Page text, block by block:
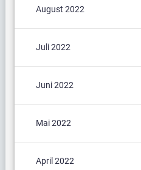
August 2022
Juli 2022
Juni 2022
Mai 2022
April 2022